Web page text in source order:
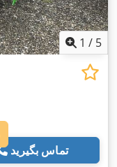
1 / 5
تماس بگیرید